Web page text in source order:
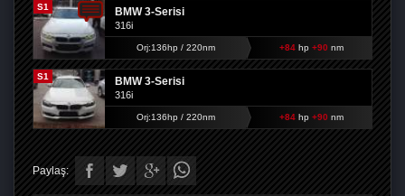
S1 BMW 3-Serisi
316i
Orj:136hp / 220nm +84hp +90 nm
S1 BMW 3-Serisi
316i
Orj:136hp / 220nm +84hp +90 nm
Paylaş: